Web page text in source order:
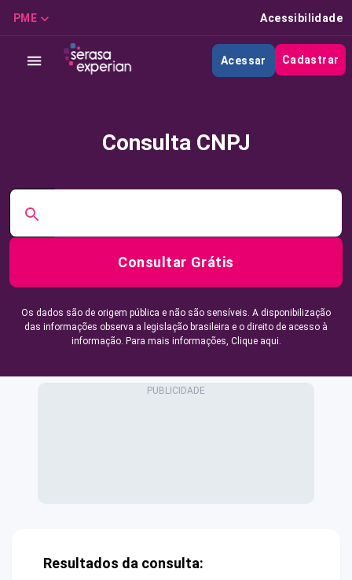
PME Acessibilidade
Acessar Cadastrar
Consulta CNPJ
Consultar Grátis
Os dados são de origem pública e não são sensíveis. A disponibilização
das informações observa a legislação brasileira e o direito de acesso à
informação. Para mais informações, Clique aqui.
Resultados da consulta: